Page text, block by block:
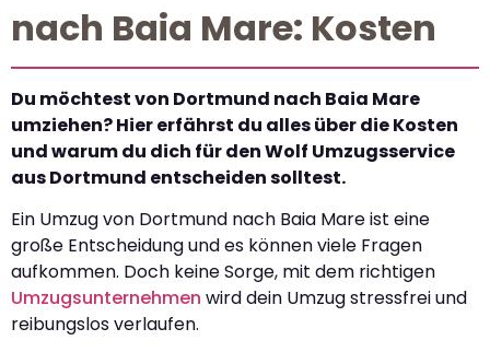
nach Baia Mare: Kosten
Du möchtest von Dortmund nach Baia Mare
umziehen? Hier erfährst du alles über die Kosten
und warum du dich für den Wolf Umzugsservice
aus Dortmund entscheiden solltest.
Ein Umzug von Dortmund nach Baia Mare ist eine
große Entscheidung und es können viele Fragen
aufkommen. Doch keine Sorge, mit dem richtigen
Umzugsunternehmen wird dein Umzug stressfrei und
reibungslos verlaufen.